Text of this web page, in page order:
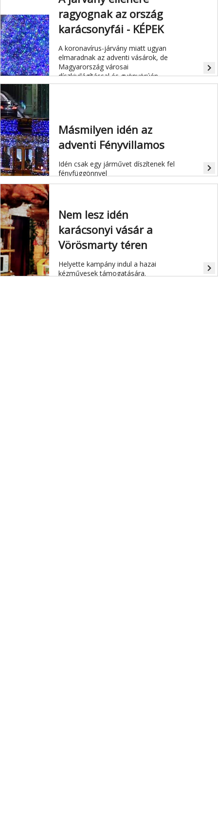
ragyognak az ország
karácsonyfái - KÉPEK
A koronavírus-járvány miatt ugyan
elmaradnak az adventi vásárok, de
Magyarország városai
díszkivilágítással és gyönyörúén
feldíszített karácsonyfákkal
navigate_next
Másmilyen idén az
adventi Fényvillamos
Idén csak egy járművet díszítenek fel
fényfüggönnyel
navigate_next
Nem lesz idén
karácsonyi vásár a
Vörösmarty téren
Helyette kampány indul a hazai
kézművesek támogatására.
navigate_next